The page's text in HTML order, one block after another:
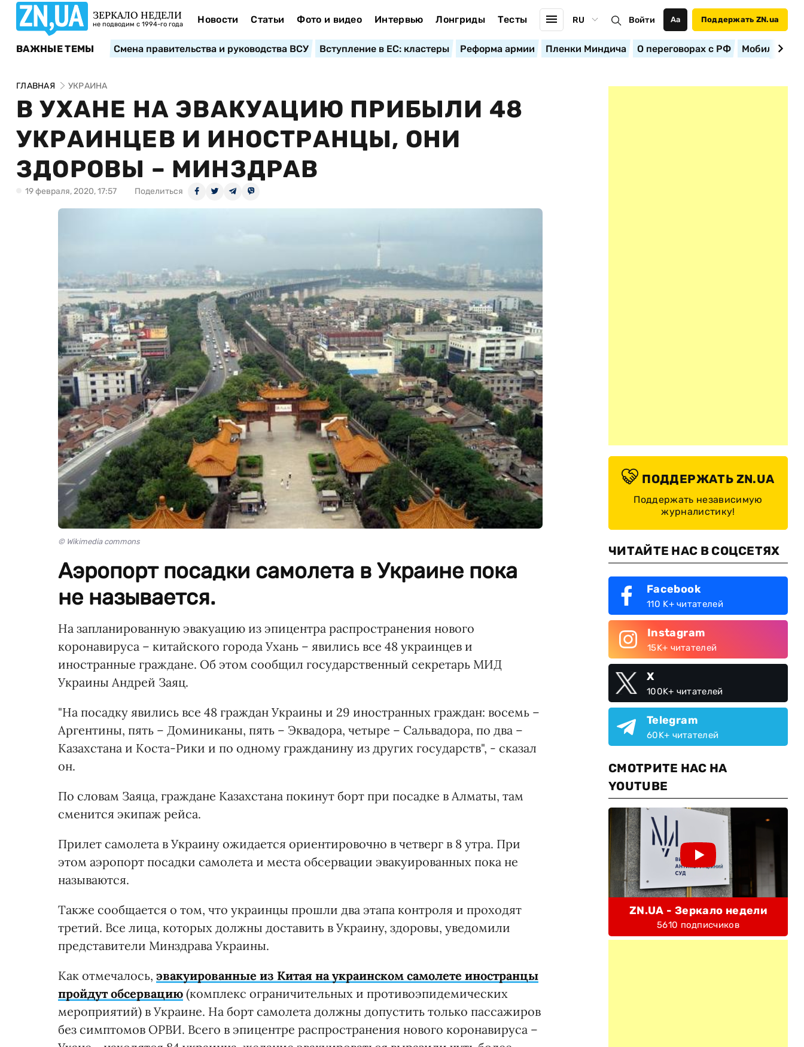
ЗЕРКАЛО НЕДЕЛИ
не подводим с 1994-го года Новости Статьи Фото и видео Интервью Лонгриды Тесты RU Войти Аа Поддержать ZN.ua
ВАЖНЫЕ ТЕМЫ Смена правительства и руководства ВСУ Вступление в ЕС: кластеры Реформа армии Пленки Миндича О переговорах с РФ
ГЛАВНАЯ УКРАИНА
В УХАНЕ НА ЭВАКУАЦИЮ ПРИБЫЛИ 48
УКРАИНЦЕВ И ИНОСТРАНЦЫ, ОНИ
ЗДОРОВЫ – МИНЗДРАВ
19 февраля, 2020, 17:57 Поделиться
© Wikimedia commons
Аэропорт посадки самолета в Украине пока
не называется.
На запланированную эвакуацию из эпицентра распространения нового
коронавируса – китайского города Ухань – явились все 48 украинцев и
иностранные граждане. Об этом сообщил государственный секретарь МИД
Украины Андрей Заяц.
"На посадку явились все 48 граждан Украины и 29 иностранных граждан: восемь –
Аргентины, пять – Доминиканы, пять – Эквадора, четыре – Сальвадора, по два –
Казахстана и Коста-Рики и по одному гражданину из других государств", - сказал
он.
По словам Заяца, граждане Казахстана покинут борт при посадке в Алматы, там
сменится экипаж рейса.
Прилет самолета в Украину ожидается ориентировочно в четверг в 8 утра. При
этом аэропорт посадки самолета и места обсервации эвакуированных пока не
называются.
Также сообщается о том, что украинцы прошли два этапа контроля и проходят
третий. Все лица, которых должны доставить в Украину, здоровы, уведомили
представители Минздрава Украины.
Как отмечалось, эвакуированные из Китая на украинском самолете иностранцы
пройдут обсервацию (комплекс ограничительных и противоэпидемических
мероприятий) в Украине. На борт самолета должны допустить только пассажиров
без симптомов ОРВИ. Всего в эпицентре распространения нового коронавируса –
ПОДДЕРЖАТЬ ZN.UA
Поддержать независимую
журналистику!
ЧИТАЙТЕ НАС В СОЦСЕТЯХ
Facebook
110 K+ читателей
Instagram
15K+ читателей
X
100K+ читателей
Telegram
60K+ читателей
СМОТРИТЕ НАС НА
YOUTUBE
ZN.UA - Зеркало недели
5610 подписчиков